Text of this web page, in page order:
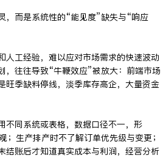
，而是系统性的“能见度”缺失与“响应
工经验，难以应对市场需求的快速波动
，往往导致“牛鞭效应”被放大：前端市场
旺季缺料停线，淡季库存高企，大量资金
同系统或表格，数据口径不一，形
生产排产时不了解订单优先级与变更；
结账后才知道真实成本与利润，经营分析